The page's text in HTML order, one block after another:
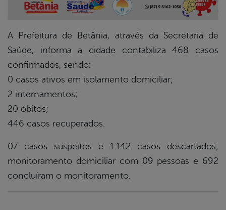
A Prefeitura de Betânia, através da Secretaria de
Saúde, informa a cidade contabiliza 468 casos
confirmados, sendo:
0 casos ativos em isolamento domiciliar;
2 internamentos;
20 óbitos;
446 casos recuperados.
07 casos suspeitos e 1.142 casos descartados;
monitoramento domiciliar com 09 pessoas e 692
concluíram o monitoramento.